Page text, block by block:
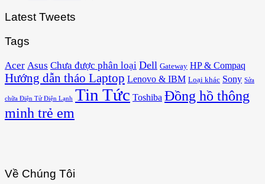
Latest Tweets
Tags
Acer Asus Chưa được phân loại Dell Gateway HP & Compaq
Hướng dẫn tháo Laptop Lenovo & IBM Loại khác Sony Sửa
chữa Điện Tử Điện Lạnh Tin Tức Toshiba Đồng hồ thông
minh trẻ em
Về Chúng Tôi